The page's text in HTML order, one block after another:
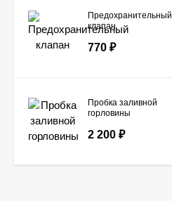
Предохранительный
клапан
770 ₽
Пробка заливной
горловины
2 200 ₽